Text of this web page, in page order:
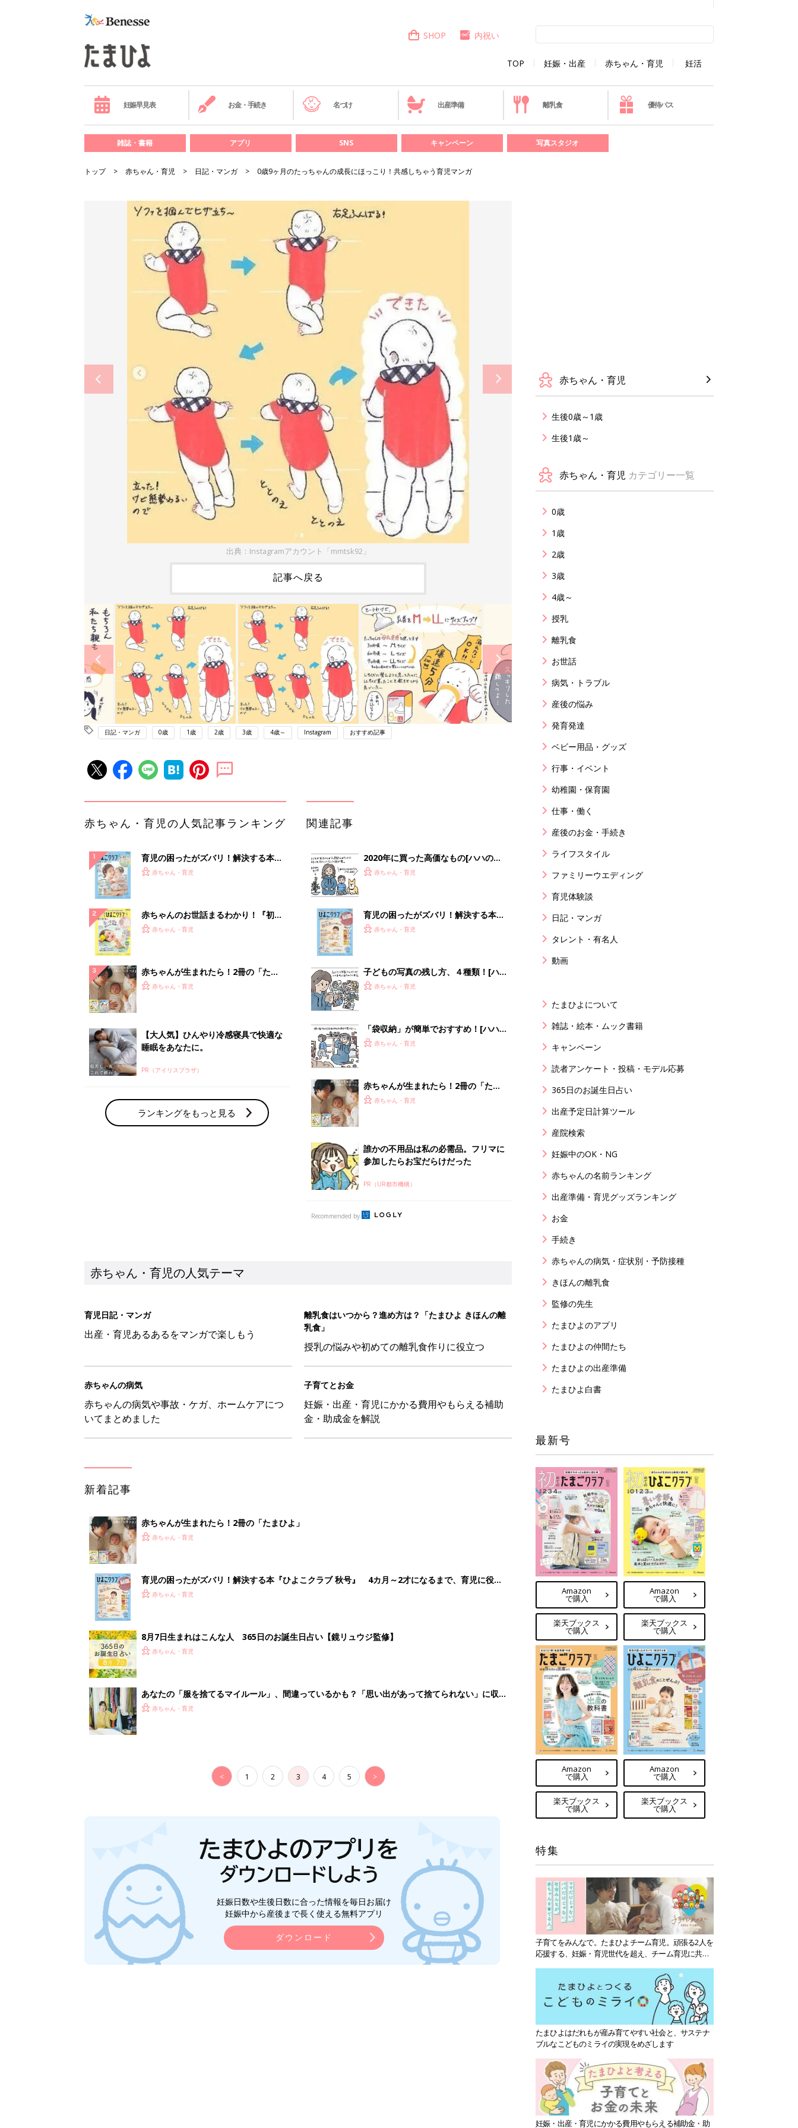
TOP 妊娠・出産 赤ちゃん・育児 妊活
SHOP 内祝い
妊娠早見表 お金・手続き 名づけ 出産準備 離乳食 優待パス
雑誌・書籍 アプリ SNS キャンペーン 写真スタジオ
トップ 赤ちゃん・育児 日記・マンガ 0歳9ヶ月のたっちゃんの成長にほっこり！共感しちゃう育児マンガ
出典：Instagramアカウント「mmtsk92」
記事へ戻る
日記・マンガ 0歳 1歳 2歳 3歳 4歳～ Instagram おすすめ記事
赤ちゃん・育児の人気記事ランキング
育児の困ったがズバリ！解決する本
『ひよこクラブ 夏号』 4カ月～2才
赤ちゃん・育児
赤ちゃんのお世話まるわかり！『初め
てのひよこクラブ 夏号』〈巻頭大特
赤ちゃん・育児
赤ちゃんが生まれたら！2冊の「たま
ひよ」
赤ちゃん・育児
【大人気】ひんやり冷感寝具で快適な
睡眠をあなたに。
PR（アイリスプラザ）
ランキングをもっと見る
関連記事
2020年に買った高価なもの[ハハのさ
けび #81]
赤ちゃん・育児
育児の困ったがズバリ！解決する本
『ひよこクラブ 秋号』 4カ月～2才
赤ちゃん・育児
子どもの写真の残し方、４種類！[ハ
ハのさけび #83]
赤ちゃん・育児
「袋収納」が簡単でおすすめ！[ハハ
のさけび #82]
赤ちゃん・育児
赤ちゃんが生まれたら！2冊の「たま
ひよ」
赤ちゃん・育児
誰かの不用品は私の必需品。フリマに
参加したらお宝だらけだった
PR（UR都市機構）
Recommended by
赤ちゃん・育児の人気テーマ
育児日記・マンガ
出産・育児あるあるをマンガで楽しもう
離乳食はいつから？進め方は？「たまひよ きほんの離
乳食」
授乳の悩みや初めての離乳食作りに役立つ
赤ちゃんの病気
赤ちゃんの病気や事故・ケガ、ホームケアにつ
いてまとめました
子育てとお金
妊娠・出産・育児にかかる費用やもらえる補助
金・助成金を解説
新着記事
赤ちゃんが生まれたら！2冊の「たまひよ」
赤ちゃん・育児
育児の困ったがズバリ！解決する本『ひよこクラブ 秋号』 4カ月～2才になるまで、育児に役立
つ情報がいっぱい！
赤ちゃん・育児
8月7日生まれはこんな人 365日のお誕生日占い【鏡リュウジ監修】
赤ちゃん・育児
あなたの「服を捨てるマイルール」、間違っているかも？「思い出があって捨てられない」に収納
スタイリストが喝！
赤ちゃん・育児
< 1 2 3 4 5 >
妊娠日数や生後日数に合った情報を毎日お届け
妊娠中から産後まで長く使える無料アプリ
ダウンロード
赤ちゃん・育児
生後0歳～1歳
生後1歳～
赤ちゃん・育児 カテゴリー一覧
0歳
1歳
2歳
3歳
4歳～
授乳
離乳食
お世話
病気・トラブル
産後の悩み
発育発達
ベビー用品・グッズ
行事・イベント
幼稚園・保育園
仕事・働く
産後のお金・手続き
ライフスタイル
ファミリーウエディング
育児体験談
日記・マンガ
タレント・有名人
動画
たまひよについて
雑誌・絵本・ムック書籍
キャンペーン
読者アンケート・投稿・モデル応募
365日のお誕生日占い
出産予定日計算ツール
産院検索
妊娠中のOK・NG
赤ちゃんの名前ランキング
出産準備・育児グッズランキング
お金
手続き
赤ちゃんの病気・症状別・予防接種
きほんの離乳食
監修の先生
たまひよのアプリ
たまひよの仲間たち
たまひよの出産準備
たまひよ白書
最新号
Amazon
で購入
楽天ブックス
で購入
Amazon
で購入
楽天ブックス
で購入
Amazon
で購入
楽天ブックス
で購入
Amazon
で購入
楽天ブックス
で購入
特集
子育てをみんなで。たまひよチーム育児。頑張る2人を
応援する、妊娠・育児世代を超え、チーム育児に共感
たまひよはだれもが産み育てやすい社会と、サステナ
ブルなこどものミライの実現をめざします
妊娠・出産・育児にかかる費用やもらえる補助金・助